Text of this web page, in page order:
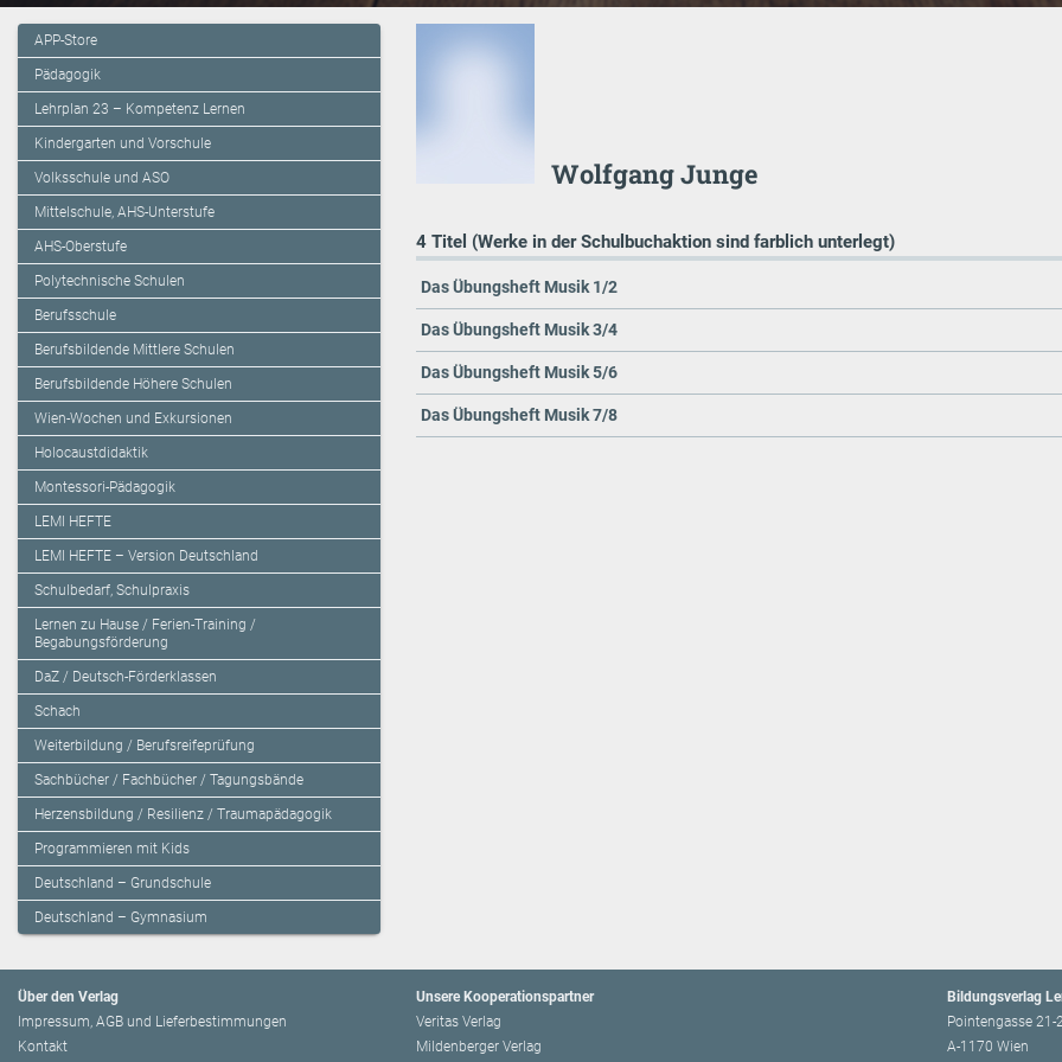
APP-Store
Pädagogik
Lehrplan 23 – Kompetenz Lernen
Kindergarten und Vorschule
Volksschule und ASO
Mittelschule, AHS-Unterstufe
AHS-Oberstufe
Polytechnische Schulen
Berufsschule
Berufsbildende Mittlere Schulen
Berufsbildende Höhere Schulen
Wien-Wochen und Exkursionen
Holocaustdidaktik
Montessori-Pädagogik
LEMI HEFTE
LEMI HEFTE – Version Deutschland
Schulbedarf, Schulpraxis
Lernen zu Hause / Ferien-Training /
Begabungsförderung
DaZ / Deutsch-Förderklassen
Schach
Weiterbildung / Berufsreifeprüfung
Sachbücher / Fachbücher / Tagungsbände
Herzensbildung / Resilienz / Traumapädagogik
Programmieren mit Kids
Deutschland – Grundschule
Deutschland – Gymnasium
Wolfgang Junge
4 Titel (Werke in der Schulbuchaktion sind farblich unterlegt)
Das Übungsheft Musik 1/2
Das Übungsheft Musik 3/4
Das Übungsheft Musik 5/6
Das Übungsheft Musik 7/8
Über den Verlag
Impressum, AGB und Lieferbestimmungen
Kontakt
Unsere Kooperationspartner
Veritas Verlag
Mildenberger Verlag
Bildungsverlag
Pointengasse 21-
A-1170 Wien